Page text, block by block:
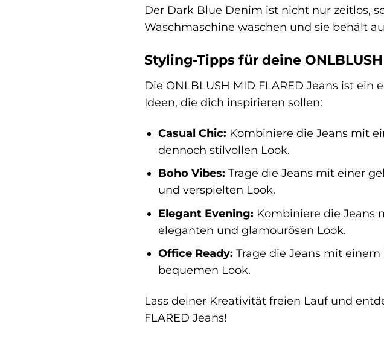
Der Dark Blue Denim ist nicht nur zeitlos,
Waschmaschine waschen und sie behält
Styling-Tipps für deine
Die ONLBLUSH MID FLARED Jeans ist
Ideen, die dich inspirieren sollen:
Casual Chic: Kombiniere die Jeans mit
dennoch stilvollen Look.
Boho Vibes: Trage die Jeans mit einer
und verspielten Look.
Elegant Evening: Kombiniere die Jeans
eleganten und glamourösen Look.
Office Ready: Trage die Jeans mit
bequemen Look.
Lass deiner Kreativität freien Lauf und
FLARED Jeans!